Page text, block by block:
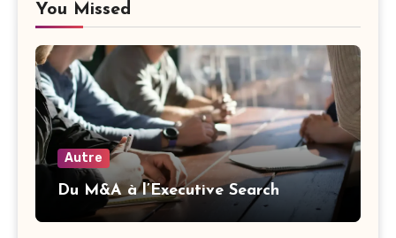
You Missed
Autre
Du M&A à l’Executive Search